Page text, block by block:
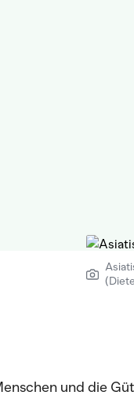
und die